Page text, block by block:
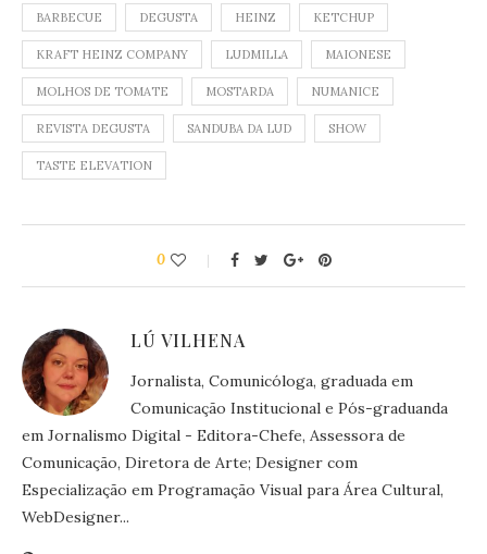
BARBECUE DEGUSTA HEINZ KETCHUP
KRAFT HEINZ COMPANY LUDMILLA MAIONESE
MOLHOS DE TOMATE MOSTARDA NUMANICE
REVISTA DEGUSTA SANDUBA DA LUD SHOW
TASTE ELEVATION
0
LÚ VILHENA
Jornalista, Comunicóloga, graduada em
Comunicação Institucional e Pós-graduanda
em Jornalismo Digital - Editora-Chefe, Assessora de
Comunicação, Diretora de Arte; Designer com
Especialização em Programação Visual para Área Cultural,
WebDesigner...